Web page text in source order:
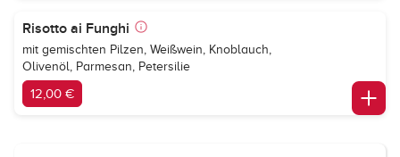
Risotto ai Funghi
mit gemischten Pilzen, Weißwein, Knoblauch,
Olivenöl, Parmesan, Petersilie
12,00 €